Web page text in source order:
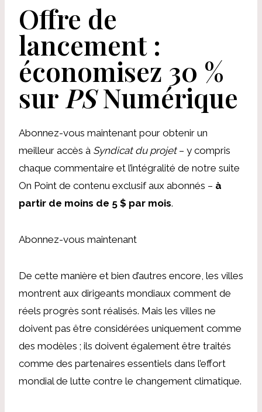
Offre de
lancement :
économisez 30 %
sur PSNumérique
Abonnez-vous maintenant pour obtenir un
meilleur accès à Syndicat du projet– y compris
chaque commentaire et l’intégralité de notre suite
On Point de contenu exclusif aux abonnés – à
partir de moins de 5 $ par mois.
Abonnez-vous maintenant
De cette manière et bien d’autres encore, les villes
montrent aux dirigeants mondiaux comment de
réels progrès sont réalisés. Mais les villes ne
doivent pas être considérées uniquement comme
des modèles ; ils doivent également être traités
comme des partenaires essentiels dans l’effort
mondial de lutte contre le changement climatique.